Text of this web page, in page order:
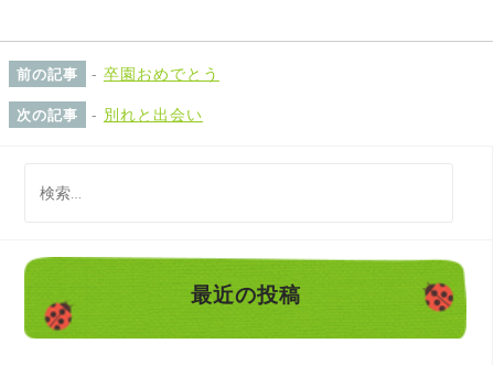
前の記事 - 卒園おめでとう
次の記事 - 別れと出会い
最近の投稿